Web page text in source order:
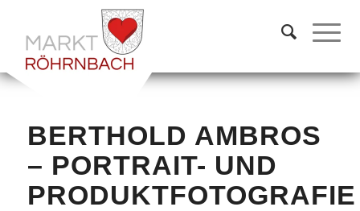
BERTHOLD AMBROS
– PORTRAIT- UND
PRODUKTFOTOGRAFIE